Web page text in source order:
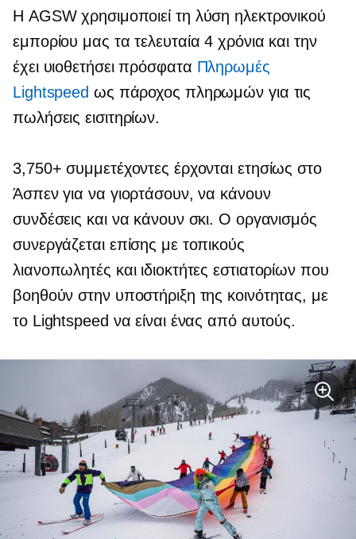
Η AGSW χρησιμοποιεί τη λύση ηλεκτρονικού
εμπορίου μας τα τελευταία 4 χρόνια και την
έχει υιοθετήσει πρόσφατα Πληρωμές
Lightspeed ως πάροχος πληρωμών για τις
πωλήσεις εισιτηρίων.
3,750+ συμμετέχοντες έρχονται ετησίως στο
Άσπεν για να γιορτάσουν, να κάνουν
συνδέσεις και να κάνουν σκι. Ο οργανισμός
συνεργάζεται επίσης με τοπικούς
λιανοπωλητές και ιδιοκτήτες εστιατορίων που
βοηθούν στην υποστήριξη της κοινότητας, με
το Lightspeed να είναι ένας από αυτούς.